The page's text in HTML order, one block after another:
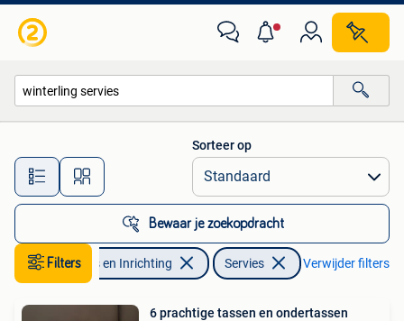
Alle afstanden…
Sorteer op
Bewaar je zoekopdracht
FiltersHuis en Inrichting Servies Verwijder filters
6 prachtige tassen en ondertassen